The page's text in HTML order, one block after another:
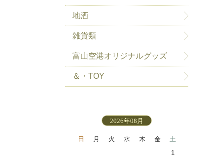
地酒
雑貨類
富山空港オリジナルグッズ
＆・TOY
2026年08月
日 月 火 水 木 金
土
1